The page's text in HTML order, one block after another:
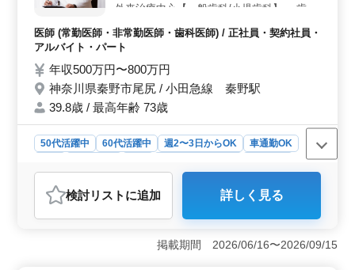
ています。
外来治療中心【一般歯科/小児歯科】 →歯や
歯科 →歯列矯正 →歯科検診 ・・ポイン
ト・・ →交通費支給 →週休2日制 →駅から
徒歩4分程 →車通勤可能 →現在シニア世代
の方も活躍中 ☆歯科医師経験10年以上の方
は条件面優遇します！ ☆希望条件・待遇相
必要としています！ お気軽にお問い合わせ
下さい♪
医師 (常勤医師・非常勤医師・歯科医師) / 正社員・契約社員・
アルバイト・パート
年収500万円〜800万円
神奈川県秦野市尾尻 / 小田急線 秦野駅
39.8歳 / 最高年齢 73歳
50代活躍中 60代活躍中 週2〜3日からOK
車通勤OK
アルバイト・パート
おすすめポイント
＜駅徒歩圏内での常勤歯科医師募集＞ 秦野市に位置す
る当医院では、駅徒歩圏内での常勤歯科医師を募集して
います。交通費の支給や駅からのアクセスの良さは、通
検討リスト に追加 詳しく見る
掲載期間 2026/06/16〜2026/09/15